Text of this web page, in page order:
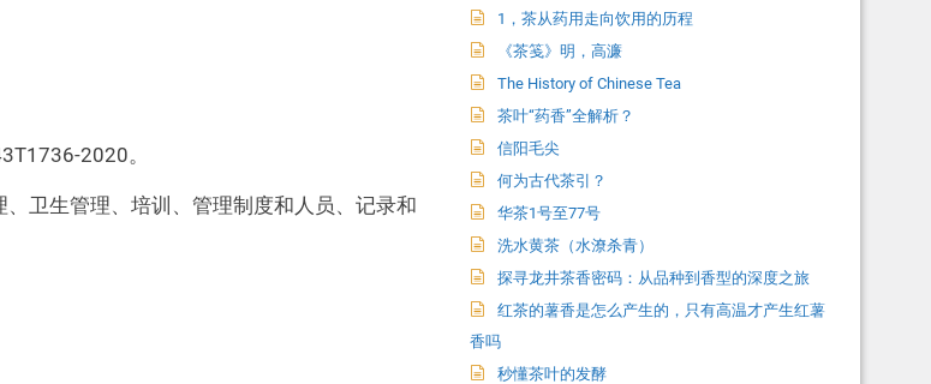
2020。
卫生管理、培训、管理制度和人员、记录和
1，茶从药用走向饮用的历程
《茶笺》明，高濂
The History of Chinese Tea
茶叶“药香”全解析？
信阳毛尖
何为古代茶引？
华茶1号至77号
洗水黄茶（水潦杀青）
探寻龙井茶香密码：从品种到香型的深度之旅
红茶的薯香是怎么产生的，只有高温才产生红薯
香吗
秒懂茶叶的发酵